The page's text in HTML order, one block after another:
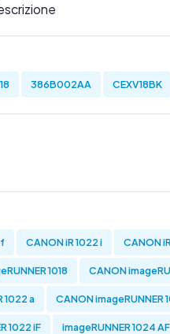
386B002AA CEXV18BK
CANON iR 1022 i CANON
1018 CANON
1022 a CANON imageRUNNER
1022 iF imageRUNNER 1024 AF